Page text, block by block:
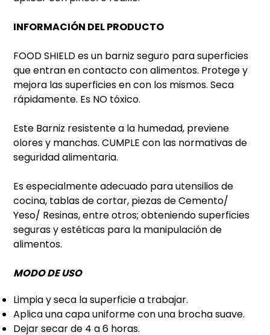
INFORMACIÓN DEL PRODUCTO
FOOD SHIELD es un barniz seguro para superficies
que entran en contacto con alimentos. Protege y
mejora las superficies en con los mismos. Seca
rápidamente. Es NO tóxico.
Este Barniz resistente a la humedad, previene
olores y manchas. CUMPLE con las normativas de
seguridad alimentaria.
Es especialmente adecuado para utensilios de
cocina, tablas de cortar, piezas de Cemento/
Yeso/ Resinas, entre otros; obteniendo superficies
seguras y estéticas para la manipulación de
alimentos.
MODO DE USO
Limpia y seca la superficie a trabajar.
Aplica una capa uniforme con una brocha suave.
Dejar secar de 4 a 6 horas.